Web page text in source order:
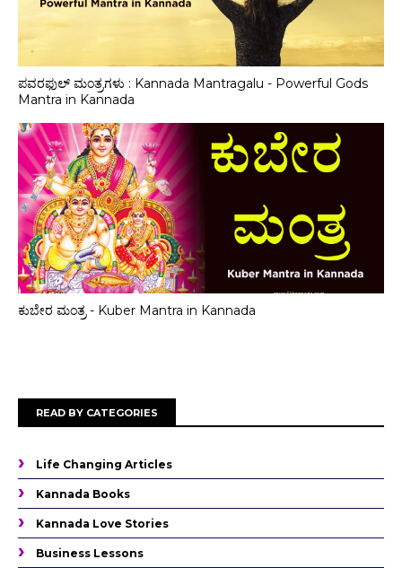
ಪವರಫುಲ್ ಮಂತ್ರಗಳು : Kannada Mantragalu - Powerful Gods
Mantra in Kannada
ಕುಬೇರ ಮಂತ್ರ - Kuber Mantra in Kannada
READ BY CATEGORIES
Life Changing Articles
Kannada Books
Kannada Love Stories
Business Lessons